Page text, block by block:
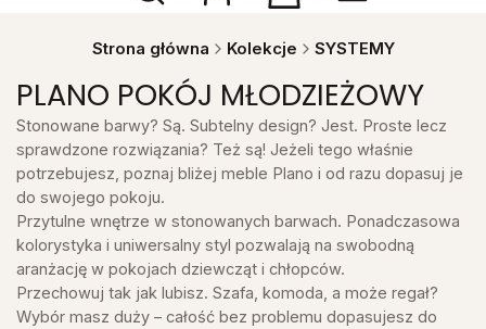
Strona główna Kolekcje SYSTEMY
PLANO POKÓJ MŁODZIEŻOWY
Stonowane barwy? Są. Subtelny design? Jest. Proste lecz
sprawdzone rozwiązania? Też są! Jeżeli tego właśnie
potrzebujesz, poznaj bliżej meble Plano i od razu dopasuj je
do swojego pokoju.
Przytulne wnętrze w stonowanych barwach. Ponadczasowa
kolorystyka i uniwersalny styl pozwalają na swobodną
aranżację w pokojach dziewcząt i chłopców.
Przechowuj tak jak lubisz. Szafa, komoda, a może regał?
Wybór masz duży – całość bez problemu dopasujesz do